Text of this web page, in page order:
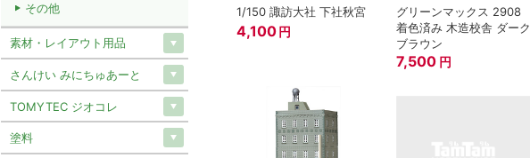
1/150 諏訪大社 下社秋宮
4,100 円
グリーンマックス 2908
着色済み 木造校舎 ダーク
ブラウン
7,500 円
その他
素材・レイアウト用品
さんけい みにちゅあーと
TOMYTEC ジオコレ
塗料